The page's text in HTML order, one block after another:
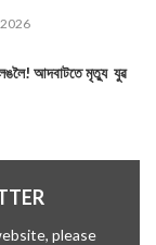
আদবাটতে মৃত্যু যুৱ
please